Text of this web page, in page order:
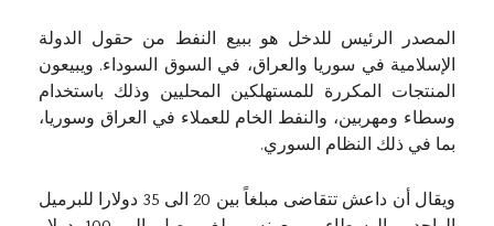
المصدر الرئيس للدخل هو ببيع النفط من حقول الدولة
الإسلامية في سوريا والعراق، في السوق السوداء. ويبيعون
المنتجات المكررة للمستهلكين المحليين وذلك باستخدام
وسطاء ومهربين، والنفط الخام للعملاء في العراق وسوريا،
بما في ذلك النظام السوري.
ويقال أن داعش تتقاضى مبلغاً بين 20 الى 35 دولارا للبرميل